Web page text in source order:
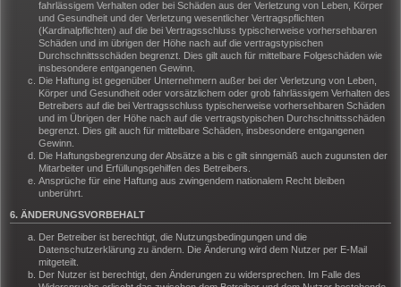
fahrlässigem Verhalten oder bei Schäden aus der Verletzung von Leben, Körper
und Gesundheit und der Verletzung wesentlicher Vertragspflichten
(Kardinalpflichten) auf die bei Vertragsschluss typischerweise vorhersehbaren
Schäden und im übrigen der Höhe nach auf die vertragstypischen
Durchschnittsschäden begrenzt. Dies gilt auch für mittelbare Folgeschäden wie
insbesondere entgangenen Gewinn.
Die Haftung ist gegenüber Unternehmern außer bei der Verletzung von Leben,
Körper und Gesundheit oder vorsätzlichem oder grob fahrlässigem Verhalten des
Betreibers auf die bei Vertragsschluss typischerweise vorhersehbaren Schäden
und im Übrigen der Höhe nach auf die vertragstypischen Durchschnittsschäden
begrenzt. Dies gilt auch für mittelbare Schäden, insbesondere entgangenen
Gewinn.
Die Haftungsbegrenzung der Absätze a bis c gilt sinngemäß auch zugunsten der
Mitarbeiter und Erfüllungsgehilfen des Betreibers.
Ansprüche für eine Haftung aus zwingendem nationalem Recht bleiben
unberührt.
6. ÄNDERUNGSVORBEHALT
Der Betreiber ist berechtigt, die Nutzungsbedingungen und die
Datenschutzerklärung zu ändern. Die Änderung wird dem Nutzer per E-Mail
mitgeteilt.
Der Nutzer ist berechtigt, den Änderungen zu widersprechen. Im Falle des